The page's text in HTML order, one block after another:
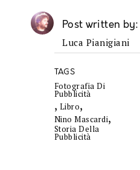
Post written by
Luca Pianigiani
TAGS
Fotografia Di
Pubblicità
, Libro,
Nino Mascardi,
Storia Della
Pubblicità